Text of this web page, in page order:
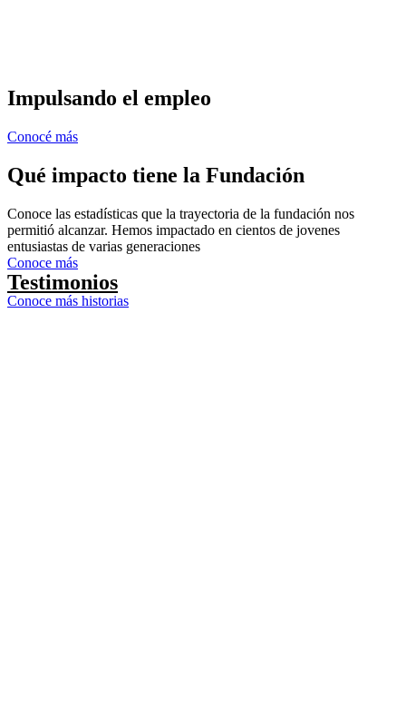
Impulsando el empleo
Conocé más
Qué impacto tiene la Fundación
Conoce las estadísticas que la trayectoria de la fundación nos
permitió alcanzar. Hemos impactado en cientos de jovenes
entusiastas de varias generaciones
Conoce más
Testimonios
Conoce más historias